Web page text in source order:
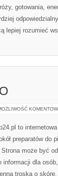
gotowania,
lepiej rozumieć
to
preparatów do
Strona może być
informacji dla
troską o